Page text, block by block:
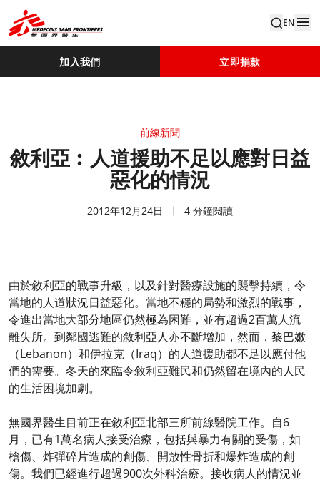
EN
加入我們 立即捐款
前線新聞
敘利亞︰人道援助不足以應對日益
惡化的情況
2012年12月24日 4 分鐘閱讀
由於敘利亞的戰事升級，以及針對醫療設施的襲擊持續，令
當地的人道狀況日益惡化。當地不穩的局勢和激烈的戰事，
令進出當地大部分地區仍然極為困難，並有超過2百萬人流
離失所。到鄰國逃難的敘利亞人亦不斷增加，然而，黎巴嫩
（Lebanon）和伊拉克（Iraq）的人道援助都不足以應付他
們的需要。冬天的來臨令敘利亞難民和仍然留在境內的人民
的生活困境加劇。
無國界醫生目前正在敘利亞北部三所前線醫院工作。自6
月，已有1萬名病人接受治療，包括與暴力有關的受傷，如
槍傷、炸彈碎片造成的創傷、開放性骨折和爆炸造成的創
傷。我們已經進行超過900次外科治療。接收病人的情況並